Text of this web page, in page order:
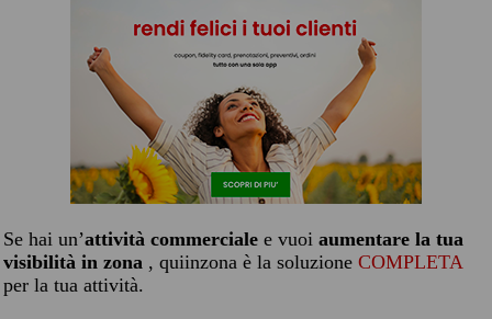
Se hai un’attività commerciale e vuoi aumentare la tua
visibilità in zona , quiinzona è la soluzione COMPLETA
per la tua attività.